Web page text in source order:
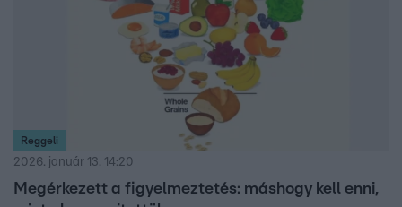
Reggeli
2026. január 13. 14:20
Megérkezett a figyelmeztetés: máshogy kell enni,